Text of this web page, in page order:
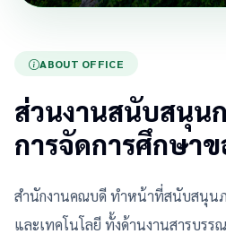
ABOUT OFFICE
ส่วนงานสนับสนุน
การจัดการศึกษา
สำนักงานคณบดี ทำหน้าที่สนับสนุนภ
และเทคโนโลยี ทั้งด้านงานสารบรร